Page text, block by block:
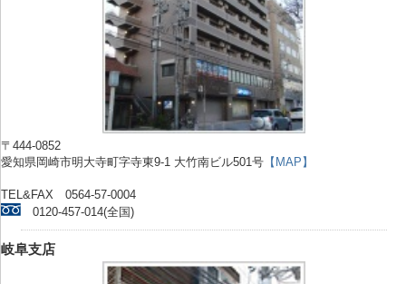
〒444-0852
愛知県岡崎市明大寺町字寺東9-1 大竹南ビル501号 【MAP】
TEL&FAX 0564-57-0004
0120-457-014(全国)
岐阜支店